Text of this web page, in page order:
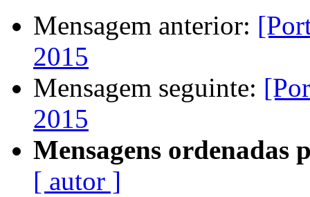
Mensagem anterior:
2015
Mensagem seguinte:
2015
Mensagens ordenadas
[ autor ]